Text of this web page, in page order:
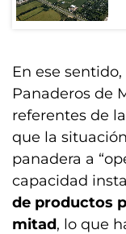
En ese
Panaderos de
referentes de
que la
panadera a
capacidad
de productos
mitad, lo que